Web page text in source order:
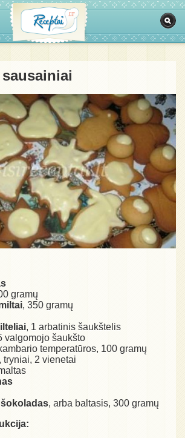
gramų
, 350 gramų
, 1 arbatinis šaukštelis
valgomojo šaukšto
temperatūros, 100 gramų
, tryniai, 2 vienetai
, arba baltasis, 300 gramų